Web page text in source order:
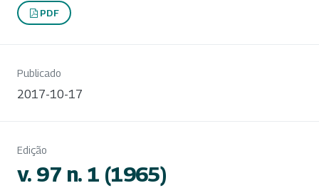
PDF
Publicado
2017-10-17
Edição
v. 97 n. 1 (1965)